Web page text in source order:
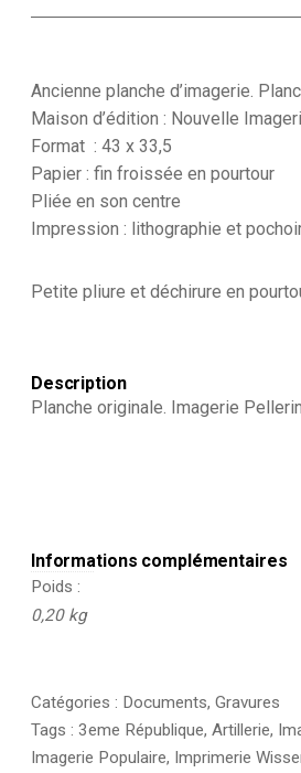
Ancienne planche d’imagerie.
Maison d’édition : Nouvelle
Format : 43 x 33,5
Papier : fin froissée en pourtour
Pliée en son centre
Impression : lithographie et
Petite pliure et déchirure en
Description
Planche originale. Imagerie Pellerin.
Informations complémentaires
Poids
0,20 kg
Catégories : Documents, Gravures
Tags : 3eme République, Artillerie,
Imagerie Populaire, Imprimerie